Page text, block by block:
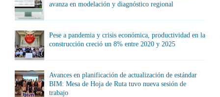
avanza en modelación y diagnóstico regional
Pese a pandemia y crisis económica, productividad en la
construcción creció un 8% entre 2020 y 2025
Avances en planificación de actualización de estándar
BIM: Mesa de Hoja de Ruta tuvo nueva sesión de
trabajo